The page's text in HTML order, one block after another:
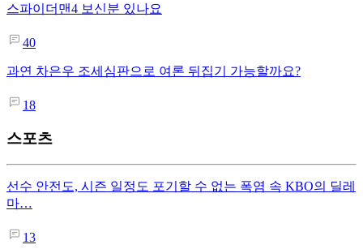
스파이더맨4 보신분 있나요
40
과연 차은우 조세심판으로 여론 뒤집기 가능할까요?
18
스포츠
선수 안전도, 시즌 일정도 포기할 수 없는 폭염 속 KBO의 딜레
마…
13